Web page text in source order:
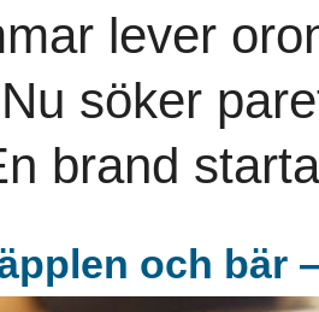
lever
söker
brand
och bär